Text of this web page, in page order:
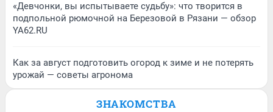
«Девчонки, вы испытываете судьбу»: что творится в
подпольной рюмочной на Березовой в Рязани — обзор
YA62.RU
Как за август подготовить огород к зиме и не потерять
урожай — советы агронома
ЗНАКОМСТВА